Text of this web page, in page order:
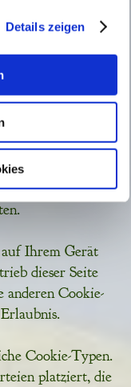
Details zeigen
Außerdem
der Website
Provider führt
mit weiteren Daten
oder die sie im
haben.
von Webseiten
Ihrem Gerät
dieser Seite
anderen Cookie-
Cookie-Typen.
platziert, die